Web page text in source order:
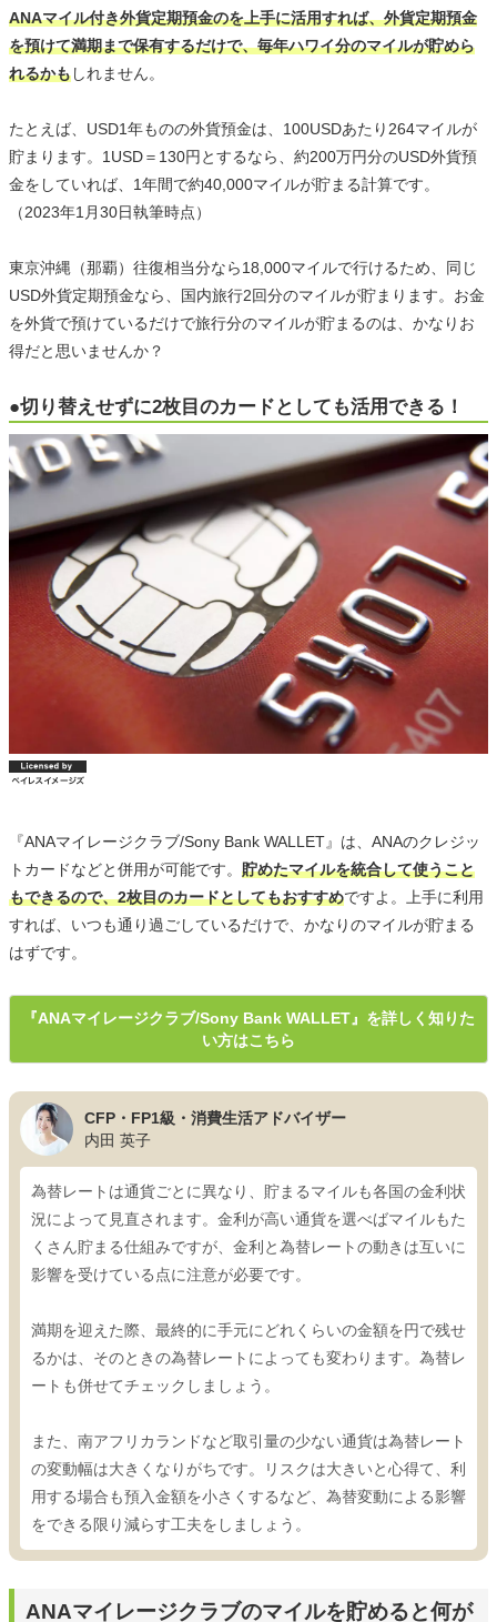
ANAマイル付き外貨定期預金のを上手に活用すれば、外貨定期預金
を預けて満期まで保有するだけで、毎年ハワイ分のマイルが貯めら
れるかもしれません。
たとえば、USD1年ものの外貨預金は、100USDあたり264マイルが
貯まります。1USD＝130円とするなら、約200万円分のUSD外貨預
金をしていれば、1年間で約40,000マイルが貯まる計算です。
（2023年1月30日執筆時点）
東京沖縄（那覇）往復相当分なら18,000マイルで行けるため、同じ
USD外貨定期預金なら、国内旅行2回分のマイルが貯まります。お金
を外貨で預けているだけで旅行分のマイルが貯まるのは、かなりお
得だと思いませんか？
●切り替えせずに2枚目のカードとしても活用できる！
『ANAマイレージクラブ/Sony Bank WALLET』は、ANAのクレジッ
トカードなどと併用が可能です。 貯めたマイルを統合して使うこと
もできるので、2枚目のカードとしてもおすすめですよ。上手に利用
すれば、いつも通り過ごしているだけで、かなりのマイルが貯まる
はずです。
『ANAマイレージクラブ/Sony Bank WALLET』を詳しく知りた
い方はこちら
CFP・FP1級・消費生活アドバイザー
内田 英子
為替レートは通貨ごとに異なり、貯まるマイルも各国の金利状
況によって見直されます。金利が高い通貨を選べばマイルもた
くさん貯まる仕組みですが、金利と為替レートの動きは互いに
影響を受けている点に注意が必要です。
満期を迎えた際、最終的に手元にどれくらいの金額を円で残せ
るかは、そのときの為替レートによっても変わります。為替レ
ートも併せてチェックしましょう。
また、南アフリカランドなど取引量の少ない通貨は為替レート
の変動幅は大きくなりがちです。リスクは大きいと心得て、利
用する場合も預入金額を小さくするなど、為替変動による影響
をできる限り減らす工夫をしましょう。
ANAマイレージクラブのマイルを貯めると何が